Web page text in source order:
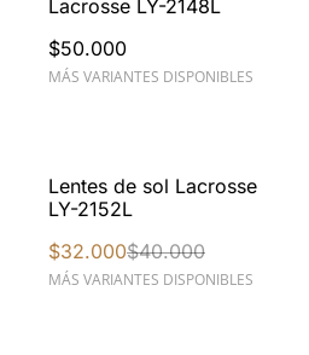
Lacrosse LY-2148L
$50.000
MÁS VARIANTES DISPONIBLES
%
Lentes de sol Lacrosse
LY-2152L
$32.000$40.000
MÁS VARIANTES DISPONIBLES